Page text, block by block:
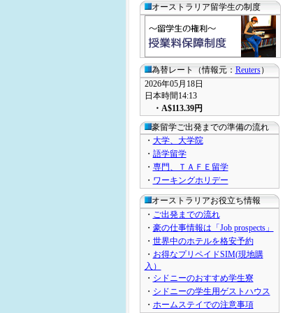
オーストラリア留学生の制度
為替レート（情報元： Reuters）
2026年05月18日
日本時間14:13
・ A$113.39円
豪留学ご出発までの準備の流れ
・ 大学、大学院
・ 語学留学
・ 専門、ＴＡＦＥ留学
・ ワーキングホリデー
オーストラリアお役立ち情報
・ ご出発までの流れ
・ 豪の仕事情報は「Job prospects」
・ 世界中のホテルを格安予約
・ お得なプリペイドSIM(現地購
入）
・ シドニーのおすすめ学生寮
・ シドニーの学生用ゲストハウス
・ ホームステイでの注意事項